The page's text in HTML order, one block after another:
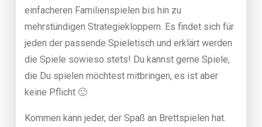
einfacheren Familienspielen bis hin zu
mehrstündigen Strategiekloppern. Es findet sich für
jeden der passende Spieletisch und erklärt werden
die Spiele sowieso stets! Du kannst gerne Spiele,
die Du spielen möchtest mitbringen, es ist aber
keine Pflicht 🙂
Kommen kann jeder, der Spaß an Brettspielen hat.